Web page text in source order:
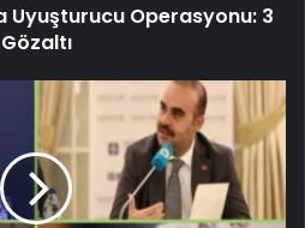
Operasyonu: 3
Gözaltı